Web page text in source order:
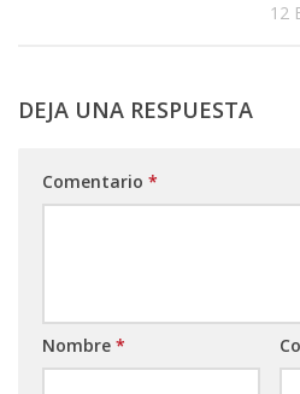
12
DEJA UNA RESPUESTA
Comentario *
Nombre *